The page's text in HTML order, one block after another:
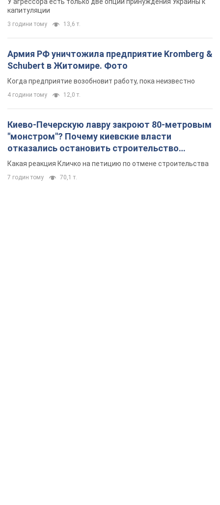
капитуляции
3 години тому 13,6 т.
Армия РФ уничтожила предприятие Kromberg &
Schubert в Житомире. Фото
Когда предприятие возобновит работу, пока неизвестно
4 години тому 12,0 т.
Киево-Печерскую лавру закроют 80-метровым
"монстром"? Почему киевские власти
отказались остановить строительство
небоскреба "московского верующего"
Какая реакция Кличко на петицию по отмене строительства
7 годин тому 70,1 т.